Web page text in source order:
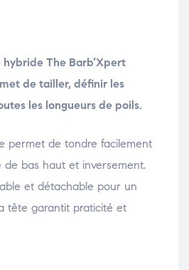
The Barb’Xpert
de tailler, définir les
les longueurs de poils.
permet de tondre facilement
de bas haut et inversement.
et détachable pour un
tête garantit praticité et